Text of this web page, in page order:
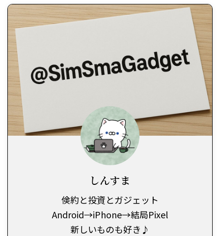
しんすま
倹約と投資とガジェット
Android→iPhone→結局Pixel
新しいものも好き♪